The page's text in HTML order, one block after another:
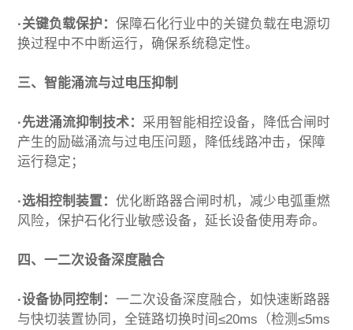
·关键负载保护：保障石化行业中的关键负载在电源切
换过程中不中断运行，确保系统稳定性。
三、智能涌流与过电压抑制
·先进涌流抑制技术： 采用智能相控设备，降低合闸时
产生的励磁涌流与过电压问题，降低线路冲击，保障
运行稳定；
·选相控制装置：优化断路器合闸时机，减少电弧重燃
风险，保护石化行业敏感设备，延长设备使用寿命。
四、一二次设备深度融合
·设备协同控制：一二次设备深度融合，如快速断路器
与快切装置协同，全链路切换时间≤20ms（检测≤5ms